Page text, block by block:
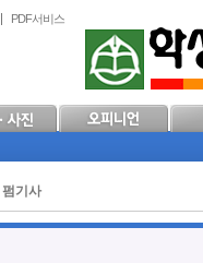
PDF서비스
펌기사